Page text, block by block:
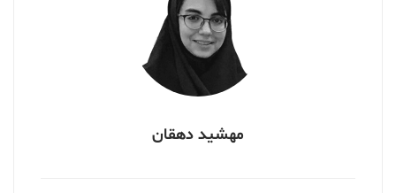
مهشید دهقان